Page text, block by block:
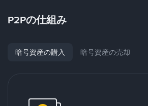
P2Pの仕組み
暗号資産の購入 暗号資産の売却